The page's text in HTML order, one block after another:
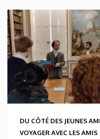
DU CÔTÉ DES JEUNES
VOYAGER AVEC LES AMIS